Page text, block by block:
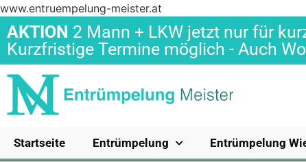
www.entruempelung-meister.at
AKTION 2 Mann + LKW jetzt nur für
Kurzfristige Termine möglich - Auch
Startseite Entrümpelung Entrümpelung